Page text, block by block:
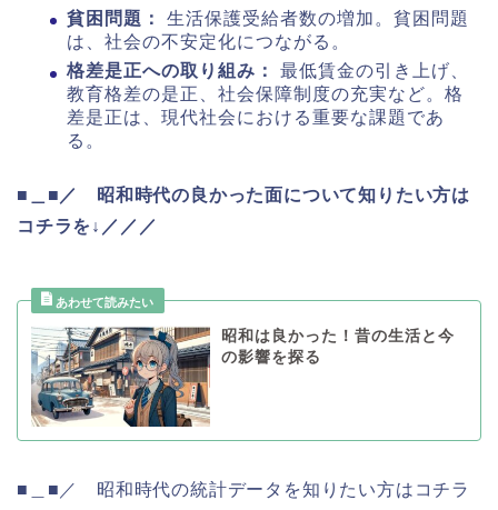
貧困問題：
生活保護受給者数の増加。貧困問題
は、社会の不安定化につながる。
格差是正への取り組み：
最低賃金の引き上げ、
教育格差の是正、社会保障制度の充実など。格
差是正は、現代社会における重要な課題であ
る。
■＿■／ 昭和時代の良かった面について知りたい方は
コチラを↓／／／
昭和は良かった！昔の生活と今
の影響を探る
■＿■／ 昭和時代の統計データを知りたい方はコチラ